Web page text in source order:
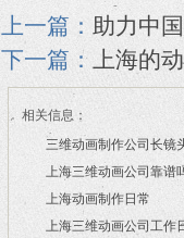
上一篇： 助力中
下一篇：
上海的
相关信息：
三维动画制作公司长镜
2026/07/21
上海三维动画公司靠谱
2026/03/16
上海动画制作日常
2026/03/12
上海三维动画公司工作